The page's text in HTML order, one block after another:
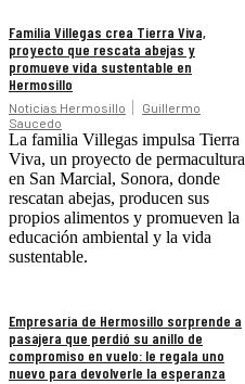
Familia Villegas crea Tierra Viva,
proyecto que rescata abejas y
promueve vida sustentable en
Hermosillo
Noticias Hermosillo
Guillermo
Saucedo
La familia Villegas impulsa Tierra
Viva, un proyecto de permacultura
en San Marcial, Sonora, donde
rescatan abejas, producen sus
propios alimentos y promueven la
educación ambiental y la vida
sustentable.
Empresaria de Hermosillo sorprende a
pasajera que perdió su anillo de
compromiso en vuelo: le regala uno
nuevo para devolverle la esperanza